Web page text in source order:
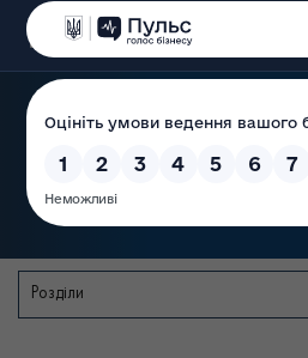
Розділи